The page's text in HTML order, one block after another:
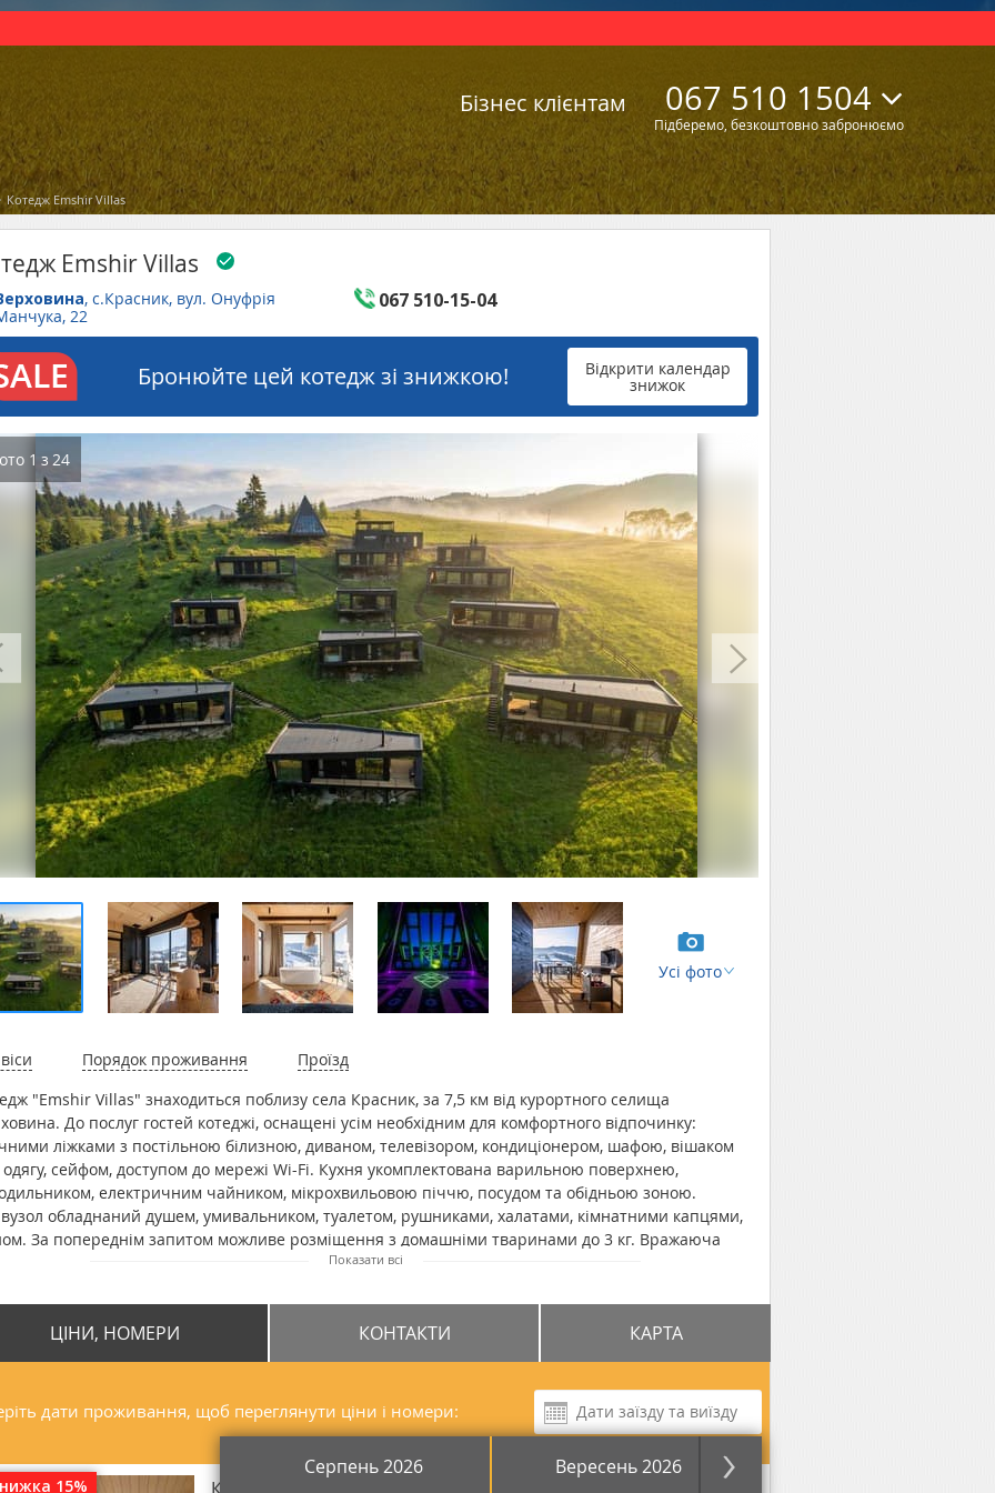
Бізнес клієнтам 067 510 1504
Підберемо, безкоштовно забронюємо
Котедж Emshir Villas
Emshir Villas
, с.Красник, вул. Онуфрія
22
067 510-15-04
Бронюйте цей котедж зі знижкою! Відкрити календар
знижок
1 з 24
Усі фото
Порядок проживання
Проїзд
"Emshir Villas" знаходиться поблизу села Красник, за 7,5 км від курортного селища
До послуг гостей котеджі, оснащені усім необхідним для комфортного відпочинку:
ліжками з постільною білизною, диваном, телевізором, кондиціонером, шафою, вішаком
сейфом, доступом до мережі Wi-Fi. Кухня укомплектована варильною поверхнею,
електричним чайником, мікрохвильовою піччю, посудом та обідньою зоною.
обладнаний душем, умивальником, туалетом, рушниками, халатами, кімнатними капцями,
За попереднім запитом можливе розміщення з домашніми тваринами до 3 кг. Вражаюча
та стиль з мотивами Балі, перетворюють Emshir не просто на котеджний комплекс, а на
гір. Для максимально якісного відпочинку передбачені панорамне SPA, затишний ресторан
кухнею, унікальний простір для медитацій, власний чан на терасі, відкриті лаунж-зони
Показати всі
ЦІНИ, НОМЕРИ КОНТАКТИ КАРТА
дати проживання, щоб переглянути ціни і номери:
Серпень 2026 Вересень 2026
15%